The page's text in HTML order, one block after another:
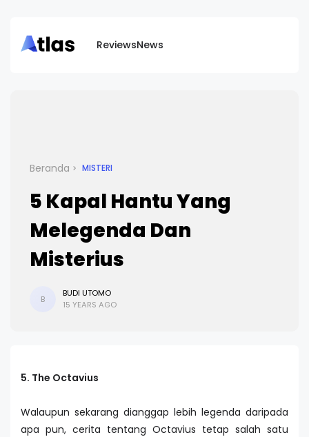
ReviewsNews
Beranda MISTERI
5 Kapal Hantu Yang
Melegenda Dan
Misterius
B
BUDI UTOMO
15 YEARS AGO
5. The Octavius
Walaupun sekarang dianggap lebih legenda daripada
apa pun, cerita tentang Octavius tetap salah satu